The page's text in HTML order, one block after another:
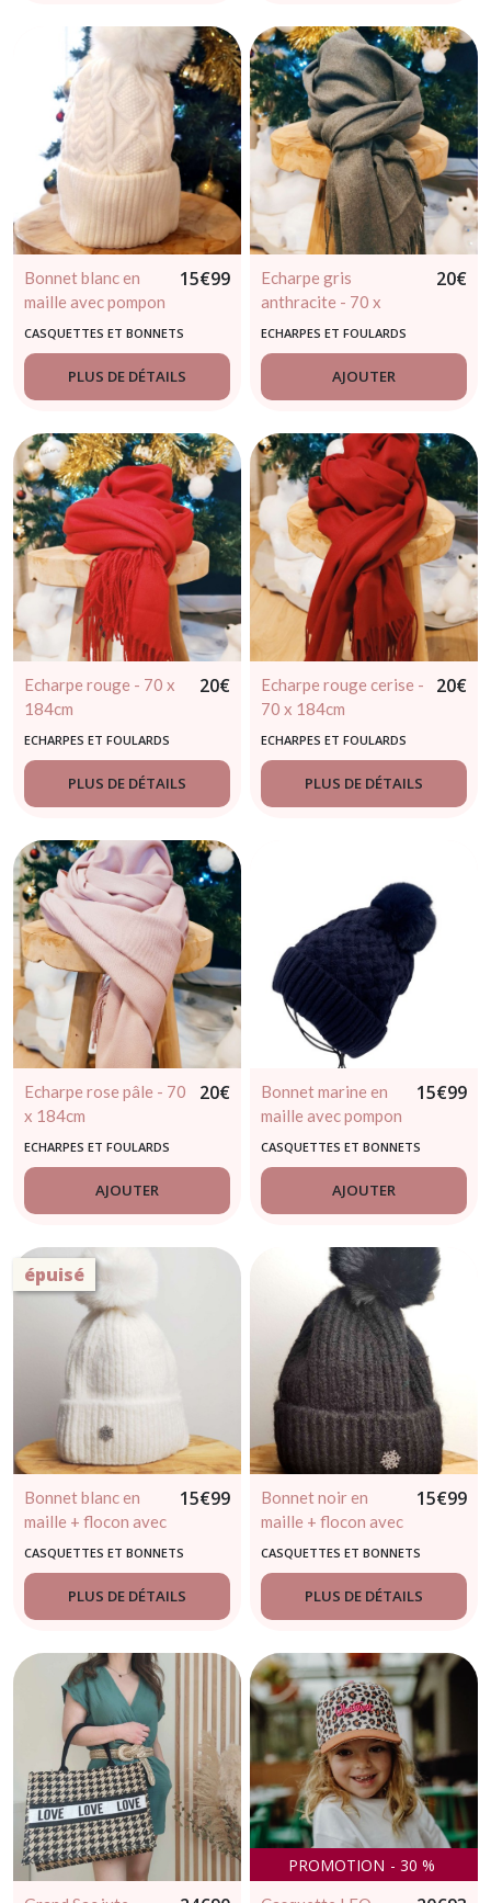
Bonnet blanc en
maille avec pompon
15€99
CASQUETTES ET BONNETS
PLUS DE DÉTAILS
Echarpe gris
anthracite - 70 x
184cm
20€
ECHARPES ET FOULARDS
AJOUTER
Echarpe rouge - 70 x
184cm
20€
ECHARPES ET FOULARDS
PLUS DE DÉTAILS
Echarpe rouge cerise -
70 x 184cm
20€
ECHARPES ET FOULARDS
PLUS DE DÉTAILS
Echarpe rose pâle - 70
x 184cm
20€
ECHARPES ET FOULARDS
AJOUTER
Bonnet marine en
maille avec pompon
15€99
CASQUETTES ET BONNETS
AJOUTER
épuisé
Bonnet blanc en
maille + flocon avec
pompon
15€99
CASQUETTES ET BONNETS
PLUS DE DÉTAILS
Bonnet noir en
maille + flocon avec
pompon
15€99
CASQUETTES ET BONNETS
PLUS DE DÉTAILS
PROMOTION - 30 %